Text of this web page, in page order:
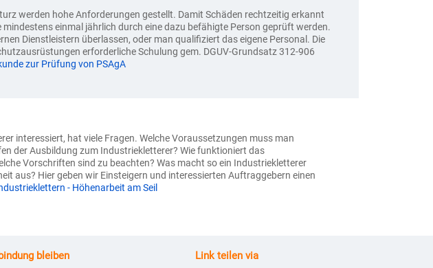
werden hohe Anforderungen gestellt. Damit Schäden rechtzeitig erkannt
einmal jährlich durch eine dazu befähigte Person geprüft werden.
Dienstleistern überlassen, oder man qualifiziert das eigene Personal. Die
erforderliche Schulung gem. DGUV-Grundsatz 312-906
zur Prüfung von PSAgA
interessiert, hat viele Fragen. Welche Voraussetzungen muss man
der Ausbildung zum Industriekletterer? Wie funktioniert das
Vorschriften sind zu beachten? Was macht so ein Industriekletterer
aus? Hier geben wir Einsteigern und interessierten Auftraggebern einen
- Höhenarbeit am Seil
bleiben Link teilen via